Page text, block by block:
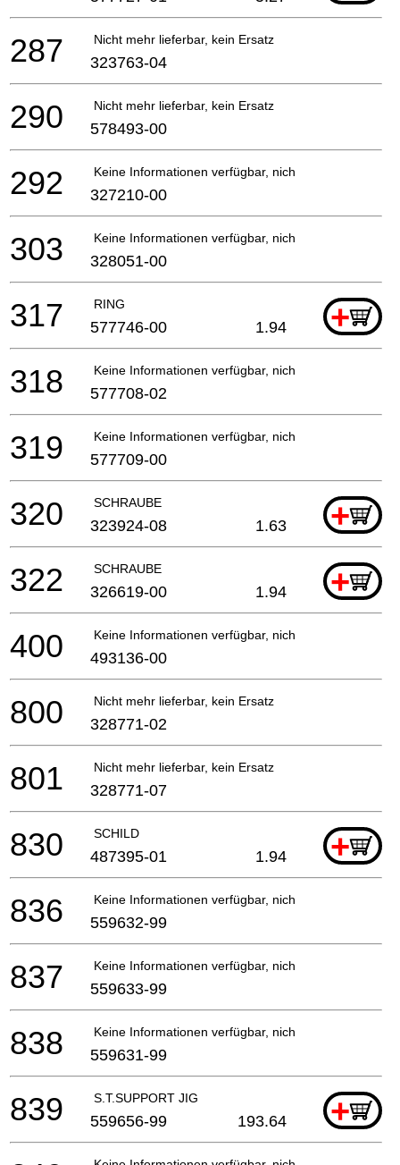
Nicht mehr lieferbar, kein Ersatz
287 323763-04
Nicht mehr lieferbar, kein Ersatz
290 578493-00
Keine Informationen verfügbar, nicht bestellbar
292 327210-00
Keine Informationen verfügbar, nicht bestellbar
303 328051-00
RING +
317 577746-00 1.94
Keine Informationen verfügbar, nicht bestellbar
318 577708-02
Keine Informationen verfügbar, nicht bestellbar
319 577709-00
SCHRAUBE +
320 323924-08 1.63
SCHRAUBE +
322 326619-00 1.94
Keine Informationen verfügbar, nicht bestellbar
400 493136-00
Nicht mehr lieferbar, kein Ersatz
800 328771-02
Nicht mehr lieferbar, kein Ersatz
801 328771-07
SCHILD +
830 487395-01 1.94
Keine Informationen verfügbar, nicht bestellbar
836 559632-99
Keine Informationen verfügbar, nicht bestellbar
837 559633-99
Keine Informationen verfügbar, nicht bestellbar
838 559631-99
S.T.SUPPORT JIG +
839 559656-99 193.64